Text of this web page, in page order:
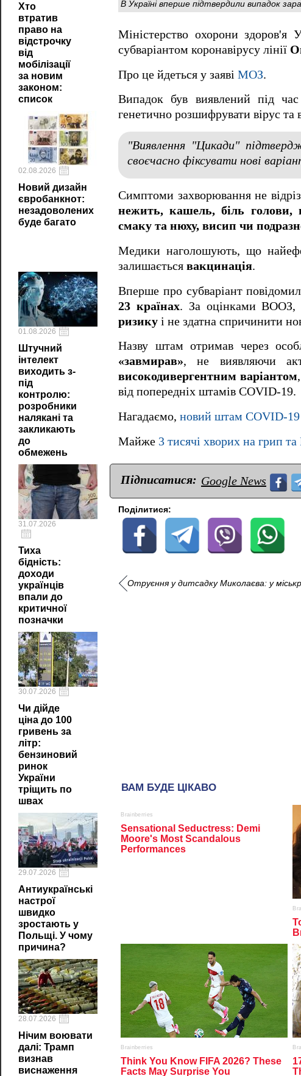
Хто
втратив
право на
відстрочку
від
мобілізації
за новим
законом:
список
02.08.2026
Новий дизайн
євробанкнот:
незадоволених
буде багато
01.08.2026
Штучний
інтелект
виходить з-
під
контролю:
розробники
налякані та
закликають
до
обмежень
31.07.2026
Тиха
бідність:
доходи
українців
впали до
критичної
позначки
30.07.2026
Чи дійде
ціна до 100
гривень за
літр:
бензиновий
ринок
України
тріщить по
швах
29.07.2026
Антиукраїнські
настрої
швидко
зростають у
Польщі. У чому
причина?
28.07.2026
Нічим воювати
далі: Трамп
визнав
виснаження
В Україні вперше підтвердили випадок
Міністерство охорони
субваріантом коронавірусу лінії
Про це йдеться у заяві МОЗ.
Випадок був виявлений під
генетично розшифрувати вірус та
"Виявлення "Цикади"
своєчасно фіксувати нові
Симптоми захворювання не
нежить, кашель, біль голови,
смаку та нюху, висип чи
Медики наголошують, що
залишається вакцинація.
Вперше про субваріант
23 країнах. За оцінками
ризику і не здатна спричинити
Назву штам отримав через
«завмирав», не виявляючи
високодивергентним варіантом
від попередніх штамів COVID-19.
Нагадаємо, новий штам COVID-19
Майже 3 тисячі хворих на грип
Підписатися: Google News
Поділитися:
Отруєння у дитсадку Миколаєва: у